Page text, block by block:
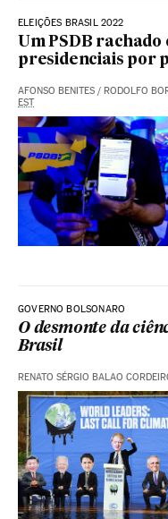
ELEIÇÕES BRASIL 2022
Um PSDB
presidenciais por
AFONSO BENITES / RODOLFO
EST
GOVERNO BOLSONARO
O desmonte da
Brasil
RENATO SÉRGIO BALAO